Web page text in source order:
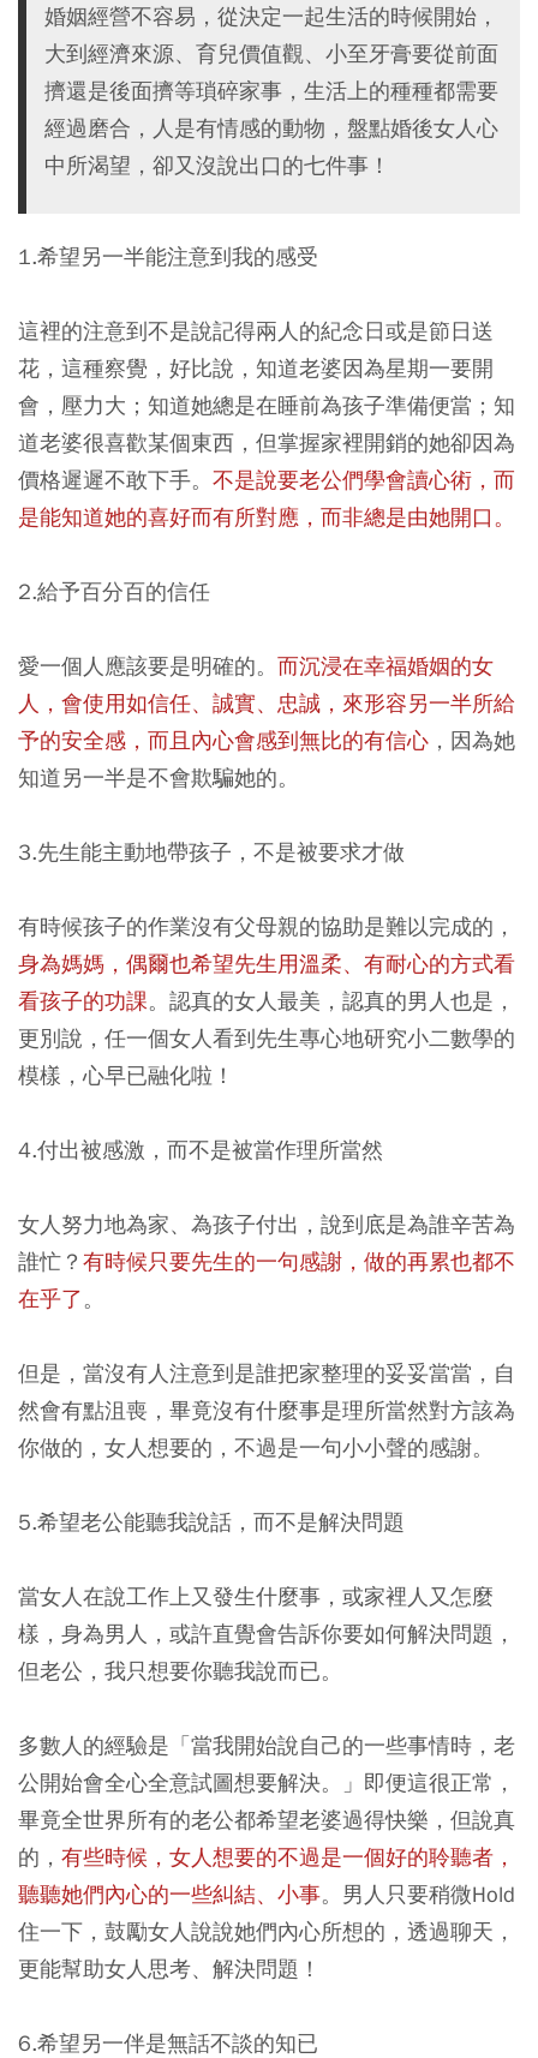
婚姻經營不容易，從決定一起生活的時候開始，
大到經濟來源、育兒價值觀、小至牙膏要從前面
擠還是後面擠等瑣碎家事，生活上的種種都需要
經過磨合，人是有情感的動物，盤點婚後女人心
中所渴望，卻又沒說出口的七件事！
1.希望另一半能注意到我的感受
這裡的注意到不是說記得兩人的紀念日或是節日送
花，這種察覺，好比說，知道老婆因為星期一要開
會，壓力大；知道她總是在睡前為孩子準備便當；知
道老婆很喜歡某個東西，但掌握家裡開銷的她卻因為
價格遲遲不敢下手。 不是說要老公們學會讀心術，而
是能知道她的喜好而有所對應，而非總是由她開口。
2.給予百分百的信任
愛一個人應該要是明確的。 而沉浸在幸福婚姻的女
人，會使用如信任、誠實、忠誠，來形容另一半所給
予的安全感，而且內心會感到無比的有信心 ，因為她
知道另一半是不會欺騙她的。
3.先生能主動地帶孩子，不是被要求才做
有時候孩子的作業沒有父母親的協助是難以完成的，
身為媽媽，偶爾也希望先生用溫柔、有耐心的方式看
看孩子的功課。認真的女人最美，認真的男人也是，
更別說，任一個女人看到先生專心地研究小二數學的
模樣，心早已融化啦！
4.付出被感激，而不是被當作理所當然
​女人努力地為家、為孩子付出，說到底是為誰辛苦為
誰忙？ 有時候只要先生的一句感謝，做的再累也都不
在乎了。
但是，當沒有人注意到是誰把家整理的妥妥當當，自
然會有點沮喪，畢竟沒有什麼事是理所當然對方該為
你做的，女人想要的，不過是一句小小聲的感謝。
5.希望老公能聽我說話，而不是解決問題
當女人在說工作上又發生什麼事，或家裡人又怎麼
樣，身為男人，或許直覺會告訴你要如何解決問題，
但老公，我只想要你聽我說而已。
多數人的經驗是「當我開始說自己的一些事情時，老
公開始會全心全意試圖想要解決。」即便這很正常，
畢竟全世界所有的老公都希望老婆過得快樂，但說真
的， 有些時候，女人想要的不過是一個好的聆聽者，
聽聽她們內心的一些糾結、小事。男人只要稍微Hold
住一下，鼓勵女人說說她們內心所想的，透過聊天，
更能幫助女人思考、解決問題！
6.希望另一伴是無話不談的知已